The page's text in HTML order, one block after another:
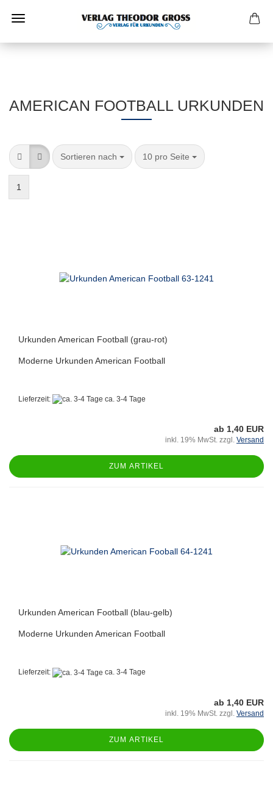
AMERICAN FOOTBALL URKUNDEN
Sortieren nach 10 pro Seite
1
Urkunden American Football (grau-rot)
Moderne Urkunden American Football
Lieferzeit: ca. 3-4 Tage
ab 1,40 EUR
inkl. 19% MwSt. zzgl. Versand
ZUM ARTIKEL
Urkunden American Football (blau-gelb)
Moderne Urkunden American Football
Lieferzeit: ca. 3-4 Tage
ab 1,40 EUR
inkl. 19% MwSt. zzgl. Versand
ZUM ARTIKEL